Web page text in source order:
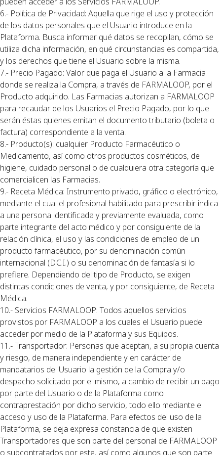
6.- Política de Privacidad: Aquella que rige el uso y protección
de los datos personales que el Usuario introduce en la
Plataforma. Busca informar qué datos se recopilan, cómo se
utiliza dicha información, en qué circunstancias es compartida,
y los derechos que tiene el Usuario sobre la misma.
7.- Precio Pagado: Valor que paga el Usuario a la Farmacia
donde se realiza la Compra, a través de FARMALOOP, por el
Producto adquirido. Las Farmacias autorizan a FARMALOOP
para recaudar de los Usuarios el Precio Pagado, por lo que
serán éstas quienes emitan el documento tributario (boleta o
factura) correspondiente a la venta.
8.- Producto(s): cualquier Producto Farmacéutico o
Medicamento, así como otros productos cosméticos, de
higiene, cuidado personal o de cualquiera otra categoría que
comercialicen las Farmacias.
9.- Receta Médica: Instrumento privado, gráfico o electrónico,
mediante el cual el profesional habilitado para prescribir indica
a una persona identificada y previamente evaluada, como
parte integrante del acto médico y por consiguiente de la
relación clínica, el uso y las condiciones de empleo de un
producto farmacéutico, por su denominación común
internacional (D.C.I.) o su denominación de fantasía si lo
prefiere. Dependiendo del tipo de Producto, se exigen
distintas condiciones de venta, y por consiguiente, de Receta
Médica.
10.- Servicios FARMALOOP: Todos aquellos servicios
provistos por FARMALOOP a los cuales el Usuario puede
acceder por medio de la Plataforma y sus Equipos.
11.- Transportador: Personas que aceptan, a su propia cuenta
y riesgo, de manera independiente y en carácter de
mandatarios del Usuario la gestión de la Compra y/o
despacho solicitado por el mismo, a cambio de recibir un pago
por parte del Usuario o de la Plataforma como
contraprestación por dicho servicio, todo ello mediante el
acceso y uso de la Plataforma. Para efectos del uso de la
Plataforma, se deja expresa constancia de que existen
Transportadores que son parte del personal de FARMALOOP
o subcontratados por este, así como algunos que son parte